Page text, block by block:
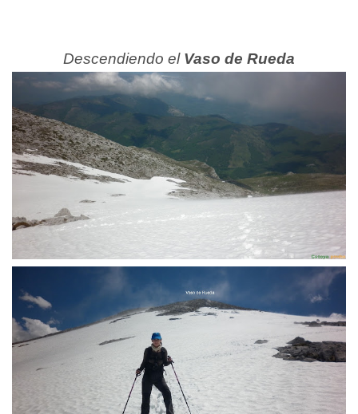
Descendiendo el Vaso de Rueda